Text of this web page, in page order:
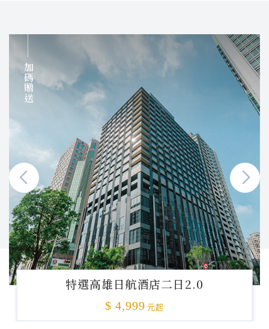
加碼贈送
特選高雄日航酒店二日2.0
$ 4,999 元起